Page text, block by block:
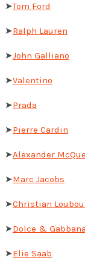
➤Tom Ford
➤Ralph Lauren
➤John Galliano
➤Valentino
➤Prada
➤Pierre Cardin
➤Alexander
➤Marc Jacobs
➤Christian
➤Dolce & Gabbana
➤Elie Saab